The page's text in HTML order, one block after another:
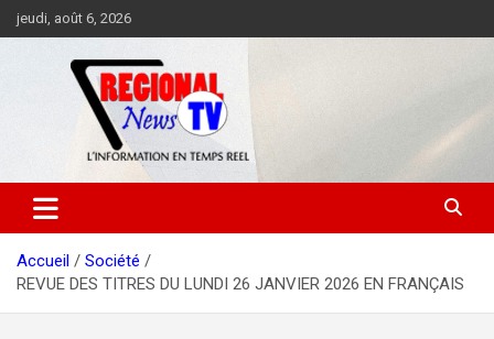
Aller
au
jeudi, août 6, 2026
Accueil
Société
REVUE DES TITRES DU LUNDI 26 JANVIER 2026 EN FRANÇAIS